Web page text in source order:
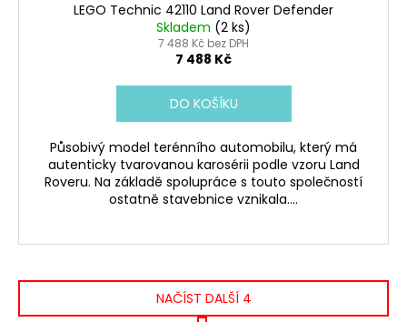
LEGO Technic 42110 Land Rover Defender
Skladem (2 ks)
7 488 Kč bez DPH
7 488 Kč
DO KOŠÍKU
Působivý model terénního automobilu, který má
autenticky tvarovanou karosérii podle vzoru Land
Roveru. Na základě spolupráce s touto společností
ostatně stavebnice vznikala....
NAČÍST DALŠÍ 4